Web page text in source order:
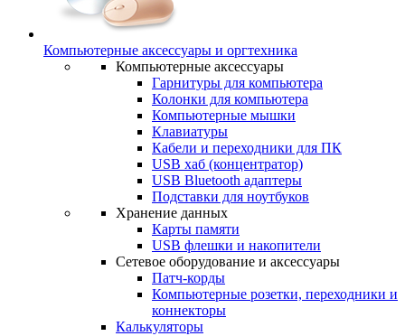
Компьютерные аксессуары и оргтехника
Компьютерные аксессуары
Гарнитуры для компьютера
Колонки для компьютера
Компьютерные мышки
Клавиатуры
Кабели и переходники для ПК
USB хаб (концентратор)
USB Bluetooth адаптеры
Подставки для ноутбуков
Хранение данных
Карты памяти
USB флешки и накопители
Сетевое оборудование и аксессуары
Патч-корды
Компьютерные розетки, переходники и
коннекторы
Калькуляторы